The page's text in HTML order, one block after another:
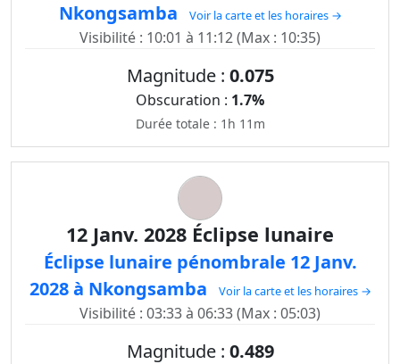
Nkongsamba
Voir la carte et les horaires →
Visibilité : 10:01 à 11:12 (Max : 10:35)
Magnitude : 0.075
Obscuration : 1.7%
Durée totale : 1h 11m
12 Janv. 2028 Éclipse lunaire
Éclipse lunaire pénombrale 12 Janv.
2028 à Nkongsamba
Voir la carte et les horaires →
Visibilité : 03:33 à 06:33 (Max : 05:03)
Magnitude : 0.489